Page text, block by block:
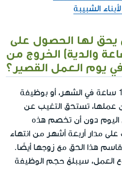
الشبيبة
يحق لها الحصول على
والدية) الخروج من
يوم العمل القصير؟
العاملة التي تعمل لـ 174 ساعة في الشهر، أو بوظيفة
عملها، تستحق التغيب عن
اليوم دون أن تخصم هذه
مدار أربعة أشهر من انتهاء
تقاسم هذا الحق مع زوجها أيضًا.
العمل، سيبلغ حجم الوظيفة